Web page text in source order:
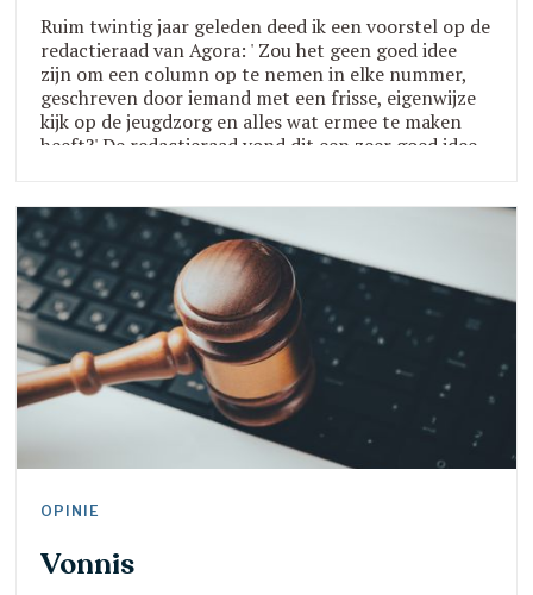
Ruim twintig jaar geleden deed ik een voorstel op de
redactieraad van Agora: ' Zou het geen goed idee
zijn om een column op te nemen in elke nummer,
geschreven door iemand met een frisse, eigenwijze
kijk op de jeugdzorg en alles wat ermee te maken
heeft?' De redactieraad vond dit een zeer goed idee
OPINIE
Vonnis